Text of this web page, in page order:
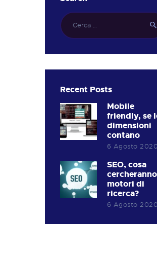
Ricerca
per:
Recent Posts
Mobile
friendly, se
dimensioni
contano
6 Agosto 2020
SEO, cosa
motori di
ricerca?
6 Agosto 2020